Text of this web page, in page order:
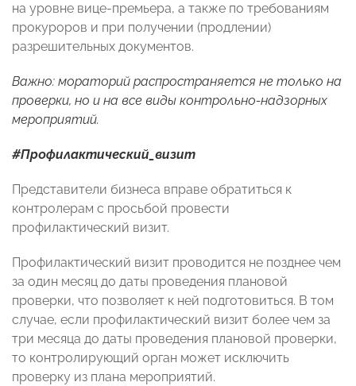
на уровне вице-премьера, а также по требованиям
прокуроров и при получении (продлении)
разрешительных документов.
Важно: мораторий распространяется не только на
проверки, но и на все виды контрольно-надзорных
мероприятий.
#Профилактический_визит
Представители бизнеса вправе обратиться к
контролерам с просьбой провести
профилактический визит.
Профилактический визит проводится не позднее чем
за один месяц до даты проведения плановой
проверки, что позволяет к ней подготовиться. В том
случае, если профилактический визит более чем за
три месяца до даты проведения плановой проверки,
то контролирующий орган может исключить
проверку из плана мероприятий.